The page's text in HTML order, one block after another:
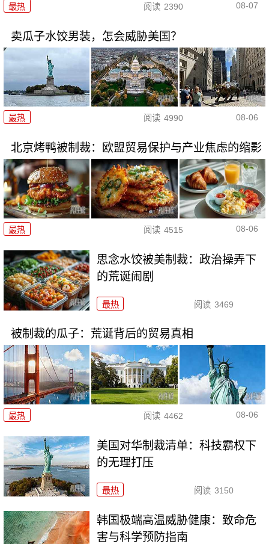
最热 阅读 2390 08-07
卖瓜子水饺男装，怎会威胁美国？
最热 阅读 4990 08-06
北京烤鸭被制裁：欧盟贸易保护与产业焦虑的缩影
最热 阅读 4515 08-06
思念水饺被美制裁：政治操弄下
的荒诞闹剧
最热 阅读 3469
被制裁的瓜子：荒诞背后的贸易真相
最热 阅读 4462 08-06
美国对华制裁清单：科技霸权下
的无理打压
最热 阅读 3150
韩国极端高温威胁健康：致命危
害与科学预防指南